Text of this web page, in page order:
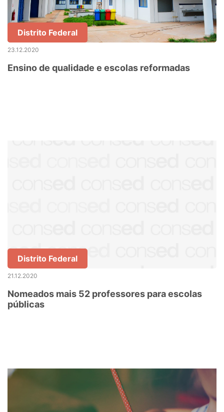
Distrito Federal
23.12.2020
Ensino de qualidade e escolas reformadas
Distrito Federal
21.12.2020
Nomeados mais 52 professores para escolas
públicas